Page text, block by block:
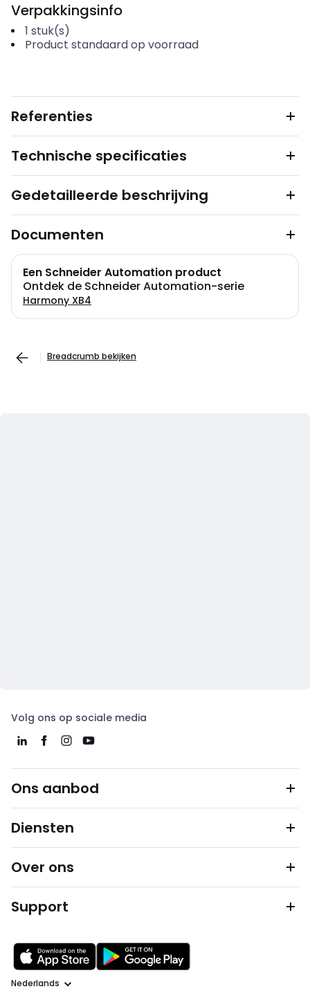
Verpakkingsinfo
1 stuk(s)
Product standaard op voorraad
Referenties
Technische specificaties
Gedetailleerde beschrijving
Documenten
Een Schneider Automation product
Ontdek de Schneider Automation-serie
Harmony XB4
Breadcrumb bekijken
Volg ons op sociale media
Ons aanbod
Diensten
Over ons
Support